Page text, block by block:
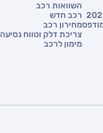
השוואות רכב
רכב חדש
מחירון רכב
צריכת דלק וטווח נסיעה
מימון לרכב